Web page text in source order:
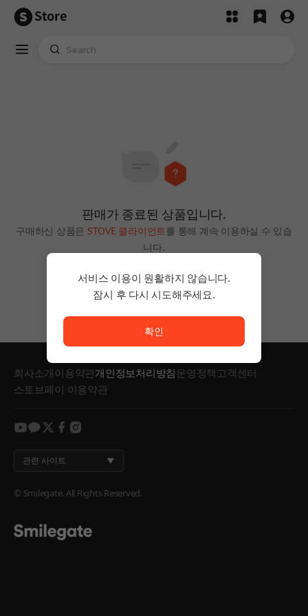
Store
판매가 종료된 상품입니다.
구매하신 상품은 STOVE 클라이언트를 통해 계속 이용하실 수 있습
니다.
홈으로
회사소개이용약관개인정보처리방침운영정책 고객센터
스토브페이 이용약관
youtube
kakaotwitterfacebook
instagram
관련 사이트
© Smilegate. All Rights Reserved.
서비스 이용이 원활하지 않습니다.
잠시 후 다시 시도해주세요.
확인